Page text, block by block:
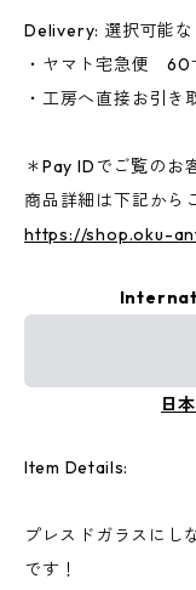
Delivery: 選択可能
・ヤマト宅急便 60
・工房へ直接お引き
＊Pay IDでご覧のお
商品詳細は下記から
https://shop.oku-
日
Item Details:
プレスドガラスにし
です！